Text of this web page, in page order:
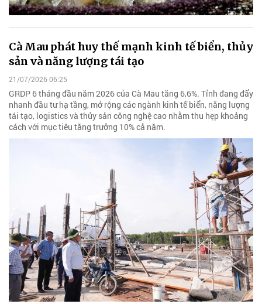
Cà Mau phát huy thế mạnh kinh tế biển, thủy
sản và năng lượng tái tạo
21/07/2026 06:25
GRDP 6 tháng đầu năm 2026 của Cà Mau tăng 6,6%. Tỉnh đang đẩy
nhanh đầu tư hạ tầng, mở rộng các ngành kinh tế biển, năng lượng
tái tạo, logistics và thủy sản công nghệ cao nhằm thu hẹp khoảng
cách với mục tiêu tăng trưởng 10% cả năm.